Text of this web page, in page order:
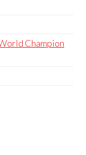
Champion